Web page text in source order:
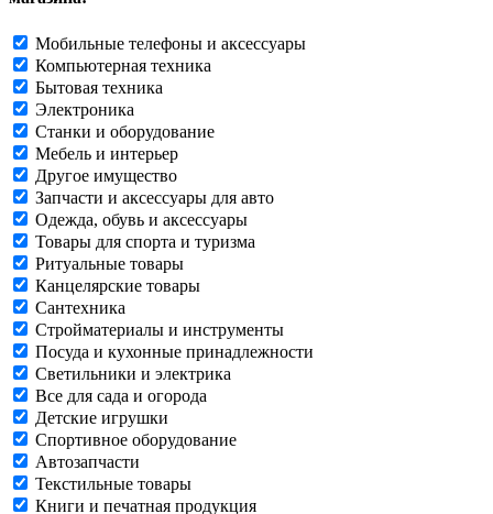
Мобильные телефоны и аксессуары
Компьютерная техника
Бытовая техника
Электроника
Станки и оборудование
Мебель и интерьер
Другое имущество
Запчасти и аксессуары для авто
Одежда, обувь и аксессуары
Товары для спорта и туризма
Ритуальные товары
Канцелярские товары
Сантехника
Стройматериалы и инструменты
Посуда и кухонные принадлежности
Светильники и электрика
Все для сада и огорода
Детские игрушки
Спортивное оборудование
Автозапчасти
Текстильные товары
Книги и печатная продукция